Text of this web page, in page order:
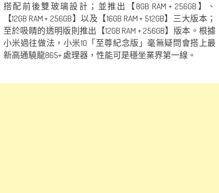
搭配前後雙玻璃設計；並推出【8GB RAM + 256GB】、
【12GB RAM + 256GB】以及【16GB RAM + 512GB】三大版本；
至於吸睛的透明版則推出【12GB RAM + 256GB】版本。根據
小米過往做法，小米10「至尊紀念版」毫無疑問會搭上最
新高通驍龍865+ 處理器，性能可是穩坐業界第一線。